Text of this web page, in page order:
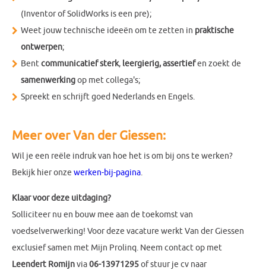
(Inventor of SolidWorks is een pre);
Weet jouw technische ideeën om te zetten in praktische
ontwerpen;
Bentcommunicatief sterk, leergierig,assertiefen zoekt de
samenwerkingop met collega's;
Spreekt en schrijft goed Nederlands en Engels.
Meer over Van der Giessen:
Wil je een reële indruk van hoe het is om bij ons te werken?
Bekijk hier onze werken-bij-pagina.
Klaar voor deze uitdaging?
Solliciteer nu en bouw mee aan de toekomst van
voedselverwerking! Voor deze vacature werkt Van der Giessen
exclusief samen met Mijn Prolinq. Neem contact op met
Leendert Romijnvia06-13971295of stuur je cv naar